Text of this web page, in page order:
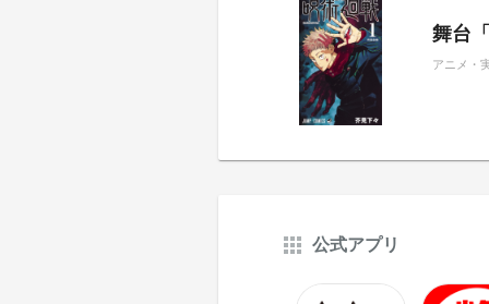
舞台
アニメ・
公式アプリ